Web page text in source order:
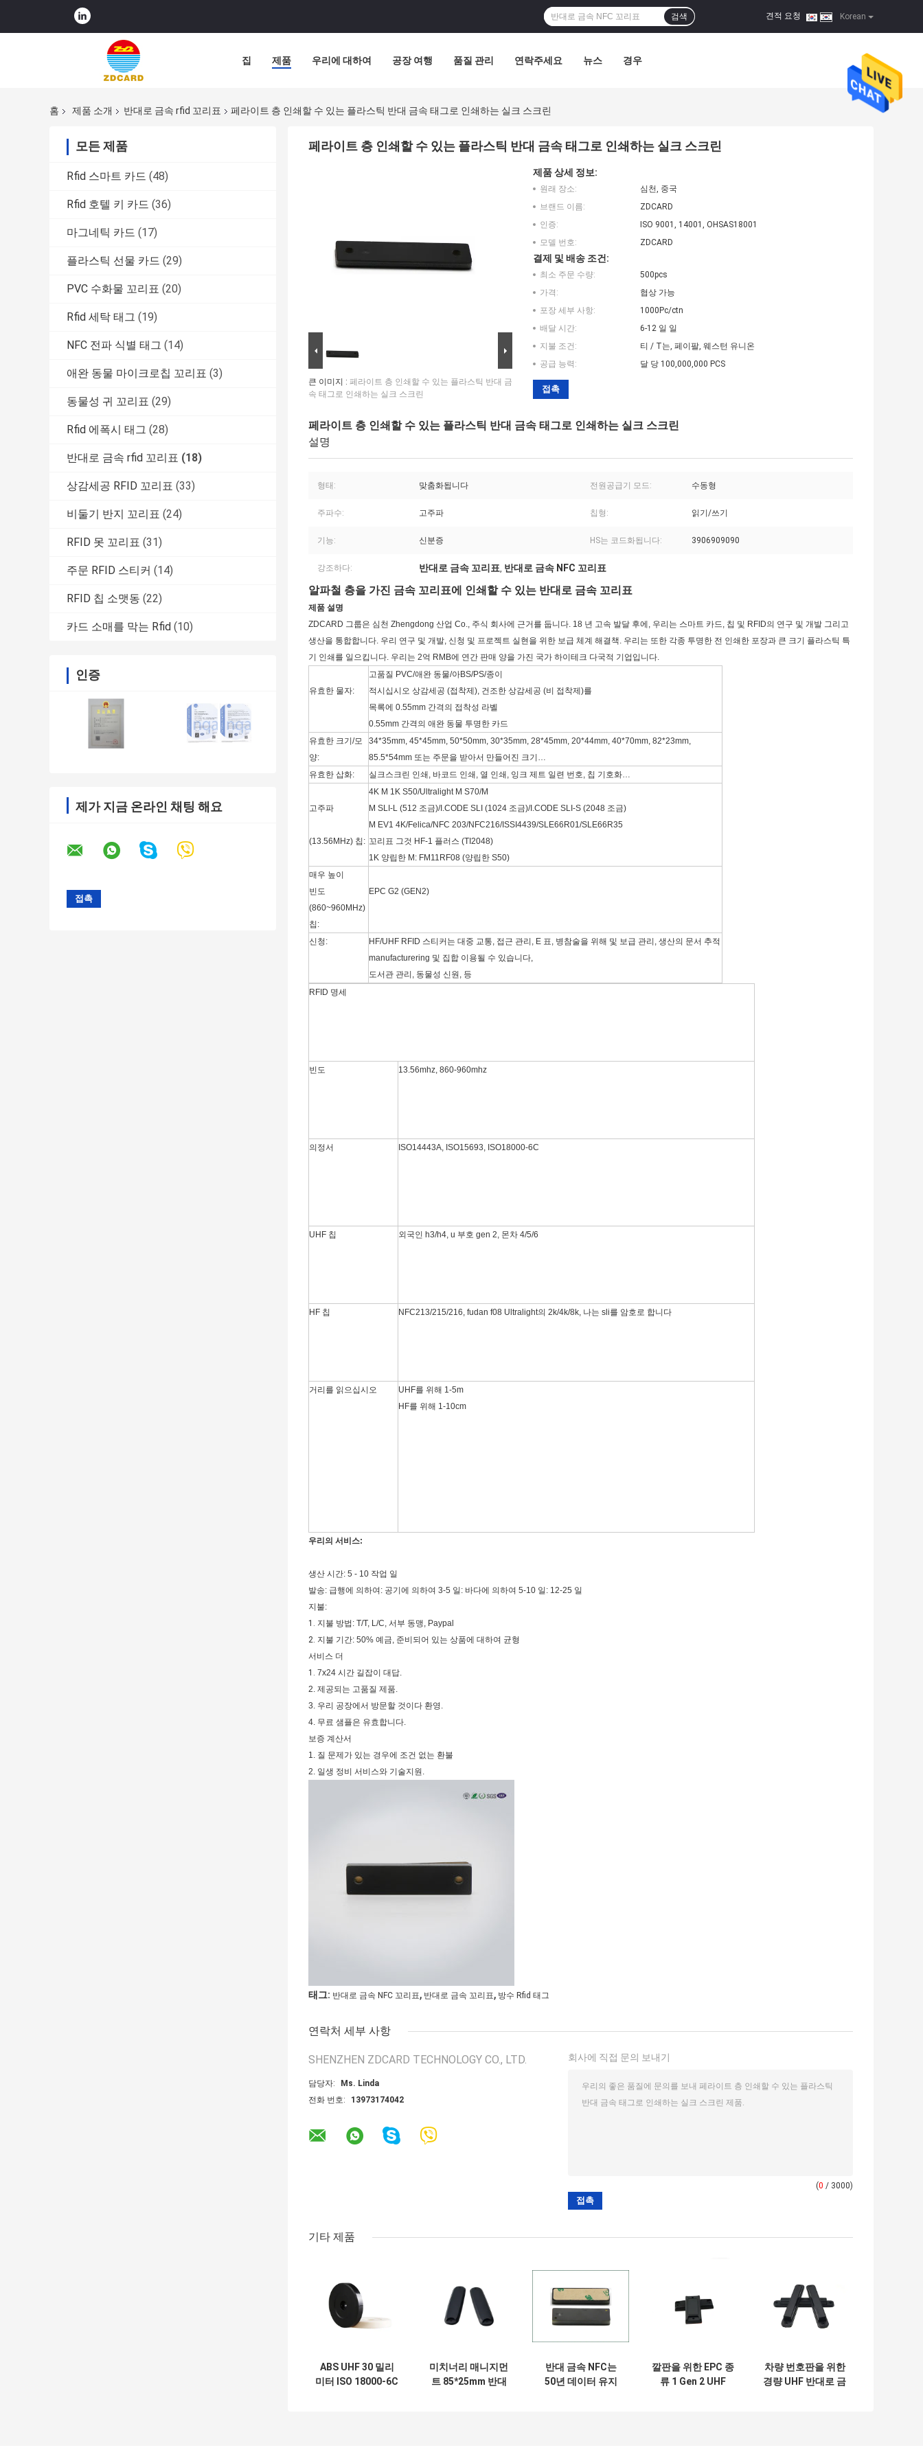
Korean
견적 요청 |
검색
집 제품 우리에 대하여 공장 여행 품질 관리 연락주세요 뉴스 경우
홈 제품 소개 반대로 금속 rfid 꼬리표 페라이트 층 인쇄할 수 있는 플라스틱 반대 금속 태그로 인쇄하는 실크 스크린
모든 제품
Rfid 스마트 카드 (48)
Rfid 호텔 키 카드 (36)
마그네틱 카드 (17)
플라스틱 선물 카드 (29)
PVC 수화물 꼬리표 (20)
Rfid 세탁 태그 (19)
NFC 전파 식별 태그 (14)
애완 동물 마이크로칩 꼬리표 (3)
동물성 귀 꼬리표 (29)
Rfid 에폭시 태그 (28)
반대로 금속 rfid 꼬리표 (18)
상감세공 RFID 꼬리표 (33)
비둘기 반지 꼬리표 (24)
RFID 못 꼬리표 (31)
주문 RFID 스티커 (14)
RFID 칩 소맷동 (22)
카드 소매를 막는 Rfid (10)
인증
제가 지금 온라인 채팅 해요
페라이트 층 인쇄할 수 있는 플라스틱 반대 금속 태그로 인쇄하는 실크 스크린
큰 이미지 : 페라이트 층 인쇄할 수 있는 플라스틱 반대 금
속 태그로 인쇄하는 실크 스크린
제품 상세 정보:
원래 장소:
심천, 중국
브랜드 이름:
ZDCARD
인증:
ISO 9001, 14001, OHSAS18001
모델 번호:
ZDCARD
결제 및 배송 조건:
최소 주문 수량:
500pcs
가격:
협상 가능
포장 세부 사항:
1000Pc/ctn
배달 시간:
6-12 일 일
지불 조건:
티 / T는, 페이팔, 웨스턴 유니온
공급 능력:
달 당 100,000,000 PCS
접촉
페라이트 층 인쇄할 수 있는 플라스틱 반대 금속 태그로 인쇄하는 실크 스크린
설명
형태: 맞춤화됩니다 전원공급기 모드: 수동형
주파수: 고주파 칩형: 읽기/쓰기
기능: 신분증 HS는 코드화됩니다: 3906909090
강조하다: 반대로 금속 꼬리표, 반대로 금속 NFC 꼬리표
알파철 층을 가진 금속 꼬리표에 인쇄할 수 있는 반대로 금속 꼬리표
제품 설명
ZDCARD 그룹은 심천 Zhengdong 산업 Co., 주식 회사에 근거를 둡니다. 18 년 고속 발달 후에, 우리는 스마트 카드, 칩 및 RFID의 연구 및 개발 그리고
생산을 통합합니다. 우리 연구 및 개발, 신청 및 프로젝트 실현을 위한 보급 체계 해결책. 우리는 또한 각종 투명한 전 인쇄한 포장과 큰 크기 플라스틱 특
기 인쇄를 일으킵니다. 우리는 2억 RMB에 연간 판매 양을 가진 국가 하이테크 다국적 기업입니다.
유효한 물자:
고품질 PVC/애완 동물/아BS/PS/종이
적시십시오 상감세공 (접착제), 건조한 상감세공 (비 접착제)를
목록에 0.55mm 간격의 접착성 라벨
0.55mm 간격의 애완 동물 투명한 카드
유효한 크기/모
양:
34*35mm, 45*45mm, 50*50mm, 30*35mm, 28*45mm, 20*44mm, 40*70mm, 82*23mm,
85.5*54mm 또는 주문을 받아서 만들어진 크기…
유효한 삽화:
실크스크린 인쇄, 바코드 인쇄, 열 인쇄, 잉크 제트 일련 번호, 칩 기호화…
고주파
(13.56MHz) 칩:
4K M 1K S50/Ultralight M S70/M
M SLI-L (512 조금)/I.CODE SLI (1024 조금)/I.CODE SLI-S (2048 조금)
M EV1 4K/Felica/NFC 203/NFC216/ISSI4439/SLE66R01/SLE66R35
꼬리표 그것 HF-1 플러스 (TI2048)
1K 양립한 M: FM11RF08 (양립한 S50)
매우 높이
빈도
(860~960MHz)
칩:
EPC G2 (GEN2)
신청:
HF/UHF RFID 스티커는 대중 교통, 접근 관리, E 표, 병참술을 위해 및 보급 관리, 생산의 문서 추적
manufacturering 및 집합 이용될 수 있습니다,
도서관 관리, 동물성 신원, 등
RFID 명세
빈도 13.56mhz, 860-960mhz
의정서 ISO14443A, ISO15693, ISO18000-6C
UHF 칩 외국인 h3/h4, u 부호 gen 2, 몬차 4/5/6
HF 칩 NFC213/215/216, fudan f08 Ultralight의 2k/4k/8k, 나는 sli를 암호로 합니다
거리를 읽으십시오
UHF를 위해 1-5m
HF를 위해 1-10cm
우리의 서비스:
생산 시간: 5 - 10 작업 일
발송: 급행에 의하여: 공기에 의하여 3-5 일: 바다에 의하여 5-10 일: 12-25 일
지불:
1. 지불 방법: T/T, L/C, 서부 동맹, Paypal
2. 지불 기간: 50% 예금, 준비되어 있는 상품에 대하여 균형
서비스 더
1. 7x24 시간 길잡이 대답.
2. 제공되는 고품질 제품.
3. 우리 공장에서 방문할 것이다 환영.
4. 무료 샘플은 유효합니다.
보증 계산서
1. 질 문제가 있는 경우에 조건 없는 환불
2. 일생 정비 서비스와 기술지원.
태그: 반대로 금속 NFC 꼬리표, 반대로 금속 꼬리표, 방수 Rfid 태그
연락처 세부 사항
SHENZHEN ZDCARD TECHNOLOGY CO., LTD.
담당자:
Ms. Linda
전화 번호:
13973174042
회사에 직접 문의 보내기
(0 / 3000)
기타 제품
ABS UHF 30 밀리
미터 ISO 18000-6C
미치너리 매니지먼
트 85*25mm 반대
반대 금속 NFC는
50년 데이터 유지
깔판을 위한 EPC 종
류 1 Gen 2 UHF
차량 번호판을 위한
경량 UHF 반대로 금